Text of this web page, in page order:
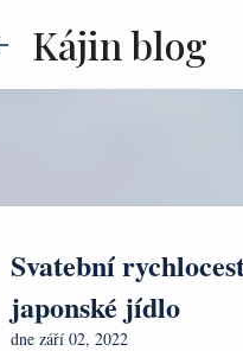
Kájin blog
Svatební
japonské jídlo
dne září 02, 2022